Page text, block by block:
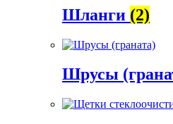
Шланги (2)
Шрусы